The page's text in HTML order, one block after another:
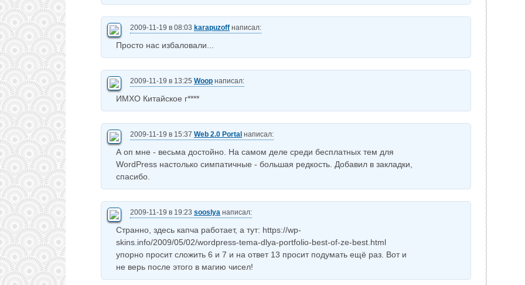
2009-11-19 в 08:03 karapuzoff написал:
Просто нас избаловали...
2009-11-19 в 13:25 Woop написал:
ИМХО Китайское г****
2009-11-19 в 15:37 Web 2.0 Portal написал:
А оп мне - весьма достойно. На самом деле среди бесплатных тем для
WordPress настолько симпатичные - большая редкость. Добавил в закладки,
спасибо.
2009-11-19 в 19:23 sooslya написал:
Странно, здесь капча работает, а тут: https://wp-
skins.info/2009/05/02/wordpress-tema-dlya-portfolio-best-of-ze-best.html
упорно просит сложить 6 и 7 и на ответ 13 просит подумать ещё раз. Вот и
не верь после этого в магию чисел!